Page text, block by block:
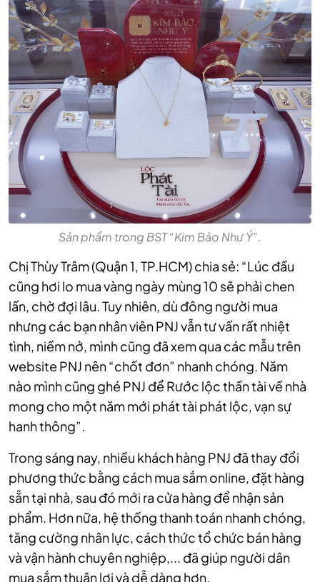
Sản phẩm trong BST “Kim Bảo Như Ý”.
Chị Thùy Trâm (Quận 1, TP.HCM) chia sẻ: “Lúc đầu
cũng hơi lo mua vàng ngày mùng 10 sẽ phải chen
lấn, chờ đợi lâu. Tuy nhiên, dù đông người mua
nhưng các bạn nhân viên PNJ vẫn tư vấn rất nhiệt
tình, niềm nở, mình cũng đã xem qua các mẫu trên
website PNJ nên “chốt đơn” nhanh chóng. Năm
nào mình cũng ghé PNJ để Rước lộc thần tài về nhà
mong cho một năm mới phát tài phát lộc, vạn sự
hanh thông”.
Trong sáng nay, nhiều khách hàng PNJ đã thay đổi
phương thức bằng cách mua sắm online, đặt hàng
sẵn tại nhà, sau đó mới ra cửa hàng để nhận sản
phẩm. Hơn nữa, hệ thống thanh toán nhanh chóng,
tăng cường nhân lực, cách thức tổ chức bán hàng
và vận hành chuyên nghiệp,... đã giúp người dân
mua sắm thuận lợi và dễ dàng hơn.